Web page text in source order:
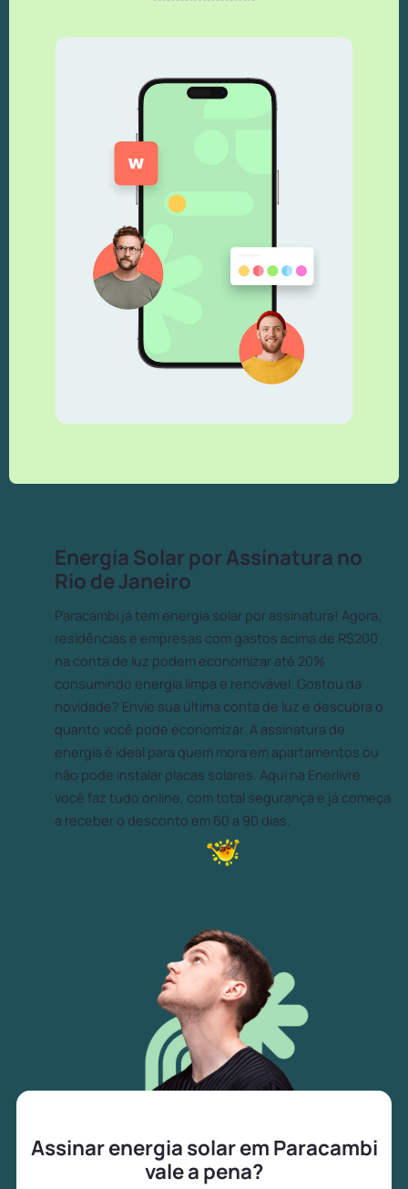
Energia Solar por Assinatura no
Rio de Janeiro
Paracambi já tem energia solar por assinatura! Agora,
residências e empresas com gastos acima de R$200
na conta de luz podem economizar até 20%
consumindo energia limpa e renovável. Gostou da
novidade? Envie sua última conta de luz e descubra o
quanto você pode economizar. A assinatura de
energia é ideal para quem mora em apartamentos ou
não pode instalar placas solares. Aqui na Enerlivre
você faz tudo online, com total segurança e já começa
a receber o desconto em 60 a 90 dias.
Assinar energia solar em Paracambi
vale a pena?